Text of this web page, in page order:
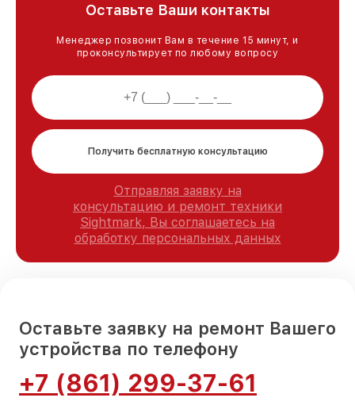
Оставьте Ваши контакты
Менеджер позвонит Вам в течение 15 минут, и
проконсультирует по любому вопросу
Получить бесплатную консультацию
Отправляя заявку на
консультацию и ремонт техники
Sightmark, Вы соглашаетесь на
обработку персональных данных
Оставьте заявку на ремонт Вашего
устройства по телефону
+7 (861) 299-37-61